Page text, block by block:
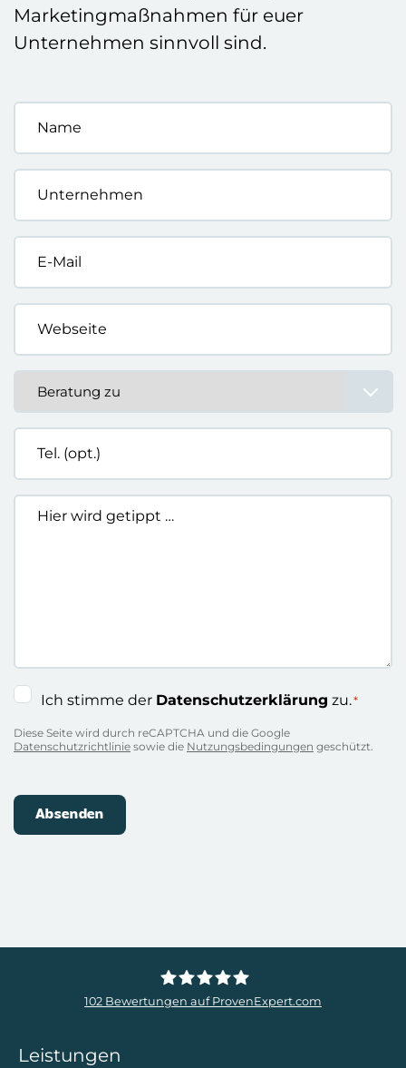
Marketingmaßnahmen für euer
Unternehmen sinnvoll sind.
Name
Unternehmen
E-
Mail
*
Webseite
Tel.
(opt.)
Hier
wird
Einwilligung
Ich stimme der Datenschutzerklärung zu.*
Diese Seite wird durch reCAPTCHA und die Google
Datenschutzrichtlinie sowie die Nutzungsbedingungen geschützt.
102 Bewertungen auf ProvenExpert.com
Leistungen